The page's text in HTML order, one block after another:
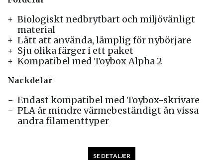
Biologiskt nedbrytbart och miljövänligt
material
Lätt att använda, lämplig för nybörjare
Sju olika färger i ett paket
Kompatibel med Toybox Alpha 2
Nackdelar
Endast kompatibel med Toybox-skrivare
PLA är mindre värmebeständigt än vissa
andra filamenttyper
SE DETALJER